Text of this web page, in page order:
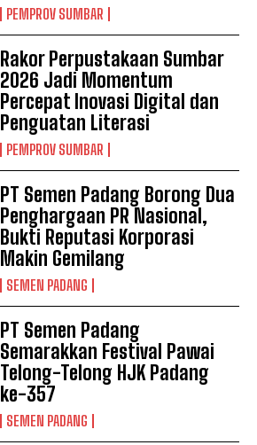
PEMPROV SUMBAR
Rakor Perpustakaan Sumbar
2026 Jadi Momentum
Percepat Inovasi Digital dan
Penguatan Literasi
PEMPROV SUMBAR
PT Semen Padang Borong Dua
Penghargaan PR Nasional,
Bukti Reputasi Korporasi
Makin Gemilang
SEMEN PADANG
PT Semen Padang
Semarakkan Festival Pawai
Telong-Telong HJK Padang
ke-357
SEMEN PADANG